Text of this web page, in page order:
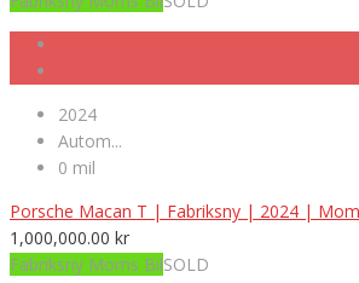
2024
Autom...
0 mil
Porsche Macan T | Fabriksny | 2024 |
1,000,000.00 kr
Fabriksny Moms BilSOLD